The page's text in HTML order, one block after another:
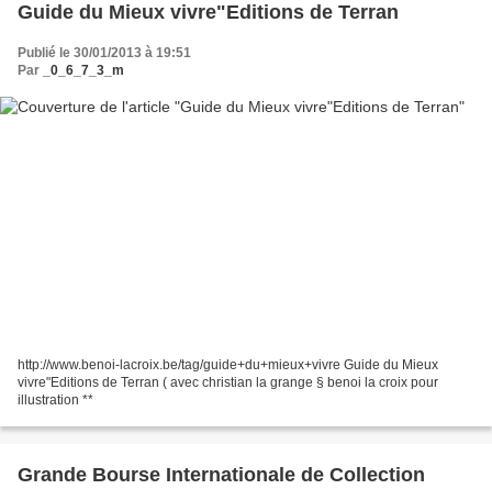
Guide du Mieux vivre"Editions de Terran
Publié le 30/01/2013 à 19:51
Par
_0_6_7_3_m
http://www.benoi-lacroix.be/tag/guide+du+mieux+vivre Guide du Mieux
vivre"Editions de Terran ( avec christian la grange § benoi la croix pour
illustration **
Grande Bourse Internationale de Collection